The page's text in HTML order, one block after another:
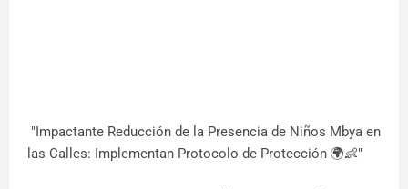
"Impactante Reducción de la Presencia de Niños Mbya en
las Calles: Implementan Protocolo de Protección 🌍👶"